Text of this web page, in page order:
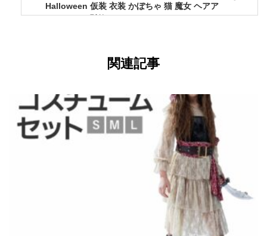
Halloween 仮装 衣装 かぼちゃ 猫 魔女 ヘアア
クセサリー 髪飾り コス hair accessory ヘア
関連記事